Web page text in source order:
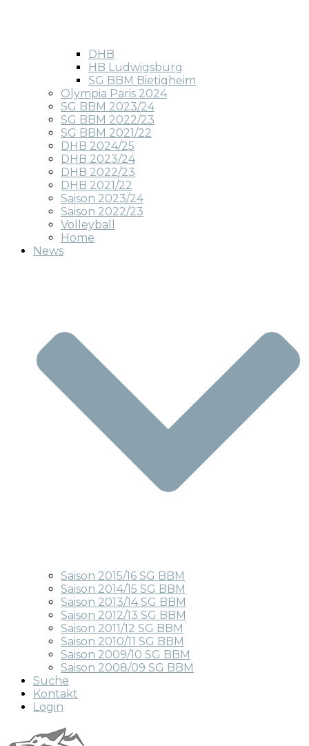
DHB
HB Ludwigsburg
SG BBM Bietigheim
Olympia Paris 2024
SG BBM 2023/24
SG BBM 2022/23
SG BBM 2021/22
DHB 2024/25
DHB 2023/24
DHB 2022/23
DHB 2021/22
Saison 2023/24
Saison 2022/23
Volleyball
Home
News
Saison 2015/16 SG BBM
Saison 2014/15 SG BBM
Saison 2013/14 SG BBM
Saison 2012/13 SG BBM
Saison 2011/12 SG BBM
Saison 2010/11 SG BBM
Saison 2009/10 SG BBM
Saison 2008/09 SG BBM
Suche
Kontakt
Login